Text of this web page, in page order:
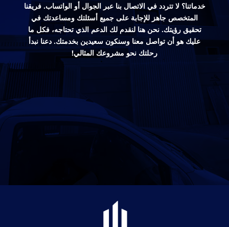
خدماتنا؟ لا تتردد في الاتصال بنا عبر الجوال أو الواتساب. فريقنا
المتخصص جاهز للإجابة على جميع أسئلتك ومساعدتك في
تحقيق رؤيتك. نحن هنا لنقدم لك الدعم الذي تحتاجه، فكل ما
عليك هو أن تواصل معنا وسنكون سعيدين بخدمتك. دعنا نبدأ
رحلتك نحو مشروعك المثالي!